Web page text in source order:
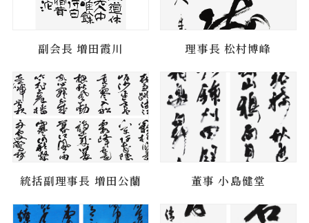
副会長 増田霞川 理事長 松村博峰
統括副理事長 増田公蘭 董事 小島健堂